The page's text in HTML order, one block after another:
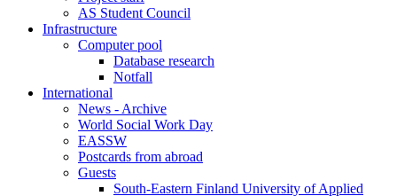
AS Student Council
Infrastructure
Computer pool
Database research
Notfall
International
News - Archive
World Social Work Day
EASSW
Postcards from abroad
Guests
South-Eastern Finland University of Applied